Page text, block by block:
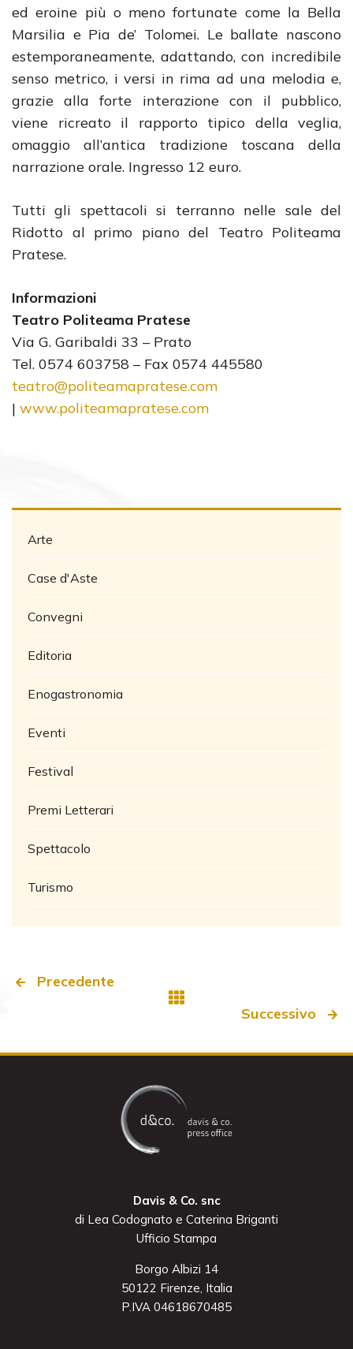
ed eroine più o meno fortunate come la Bella
Marsilia e Pia de’ Tolomei. Le ballate nascono
estemporaneamente, adattando, con incredibile
senso metrico, i versi in rima ad una melodia e,
grazie alla forte interazione con il pubblico,
viene ricreato il rapporto tipico della veglia,
omaggio all’antica tradizione toscana della
narrazione orale. Ingresso 12 euro.
Tutti gli spettacoli si terranno nelle sale del
Ridotto al primo piano del Teatro Politeama
Pratese.
Informazioni
Teatro Politeama Pratese
Via G. Garibaldi 33 – Prato
Tel. 0574 603758 – Fax 0574 445580
teatro@politeamapratese.com
| www.politeamapratese.com
Arte
Case d'Aste
Convegni
Editoria
Enogastronomia
Eventi
Festival
Premi Letterari
Spettacolo
Turismo
Precedente
Successivo
Davis & Co. snc
di Lea Codognato e Caterina Briganti
Ufficio Stampa
Borgo Albizi 14
50122 Firenze, Italia
P.IVA 04618670485